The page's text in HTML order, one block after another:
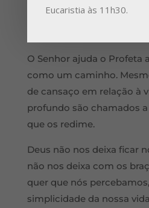
abraçar isto em nós que
O Senhor ajuda o Profeta
como um caminho.
de cansaço em relação à
profundo são chamados
que os redime.
Deus não nos deixa ficar
não nos deixa com os
quer que nós
simplicidade da nossa
Eucaristia às 11h30.